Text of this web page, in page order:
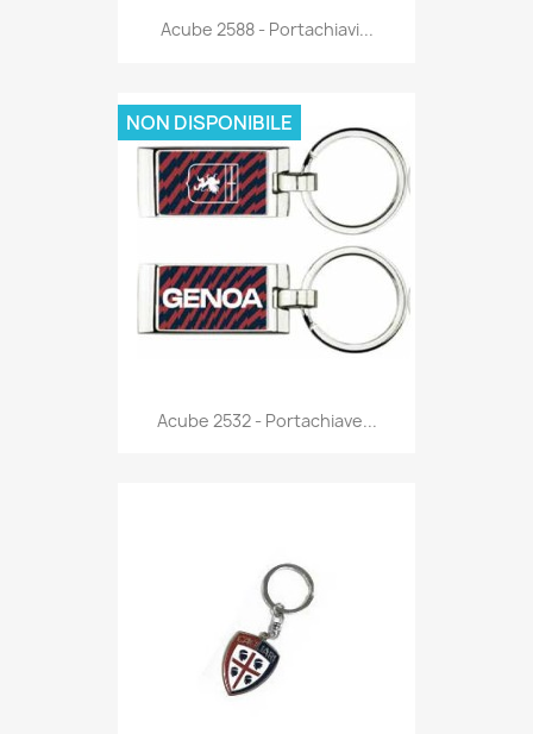
Anteprima
Acube 2588 - Portachiavi...
Anteprima
Acube 2532 - Portachiave...
NON DISPONIBILE